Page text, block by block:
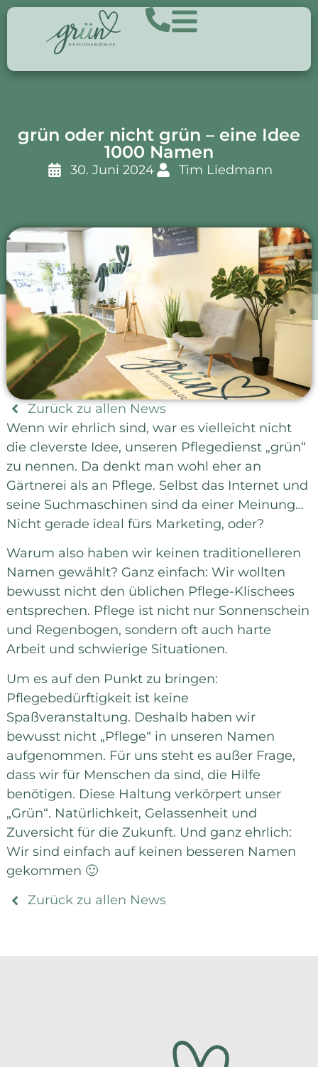
grün oder nicht grün – eine Idee
1000 Namen
30. Juni 2024 Tim Liedmann
Zurück zu allen News
Wenn wir ehrlich sind, war es vielleicht nicht
die cleverste Idee, unseren Pflegedienst „grün“
zu nennen. Da denkt man wohl eher an
Gärtnerei als an Pflege. Selbst das Internet und
seine Suchmaschinen sind da einer Meinung…
Nicht gerade ideal fürs Marketing, oder?
Warum also haben wir keinen traditionelleren
Namen gewählt? Ganz einfach: Wir wollten
bewusst nicht den üblichen Pflege-Klischees
entsprechen. Pflege ist nicht nur Sonnenschein
und Regenbogen, sondern oft auch harte
Arbeit und schwierige Situationen.
Um es auf den Punkt zu bringen:
Pflegebedürftigkeit ist keine
Spaßveranstaltung. Deshalb haben wir
bewusst nicht „Pflege“ in unseren Namen
aufgenommen. Für uns steht es außer Frage,
dass wir für Menschen da sind, die Hilfe
benötigen. Diese Haltung verkörpert unser
„Grün“. Natürlichkeit, Gelassenheit und
Zuversicht für die Zukunft. Und ganz ehrlich:
Wir sind einfach auf keinen besseren Namen
gekommen 🙂
Zurück zu allen News